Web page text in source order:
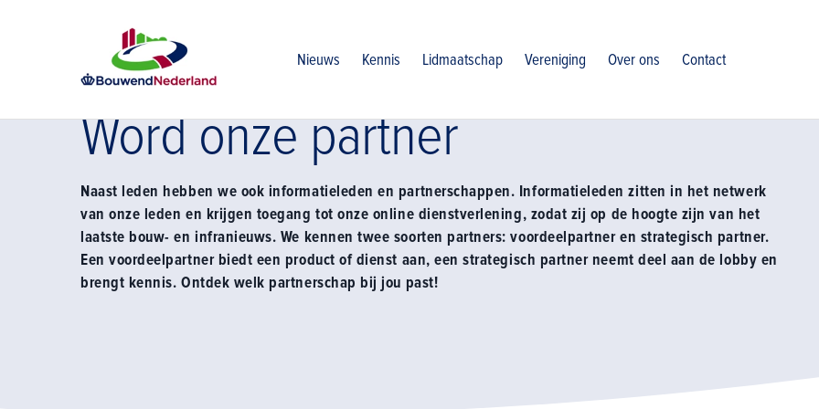
Nieuws Kennis Lidmaatschap Vereniging Over ons Contact
Over ons
Word onze partner
Naast leden hebben we ook informatieleden en partnerschappen. Informatieleden zitten in het netwerk
van onze leden en krijgen toegang tot onze online dienstverlening, zodat zij op de hoogte zijn van het
laatste bouw- en infranieuws. We kennen twee soorten partners: voordeelpartner en strategisch partner.
Een voordeelpartner biedt een product of dienst aan, een strategisch partner neemt deel aan de lobby en
brengt kennis. Ontdek welk partnerschap bij jou past!